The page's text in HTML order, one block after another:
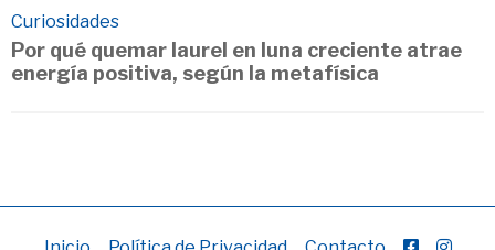
Curiosidades
Por qué quemar laurel en luna creciente atrae
energía positiva, según la metafísica